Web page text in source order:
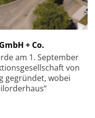
+ Co.
am 1. September
von
gegründet, wobei